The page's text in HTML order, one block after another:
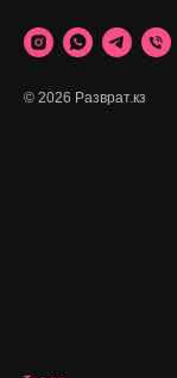
© 2026 Разврат.кз